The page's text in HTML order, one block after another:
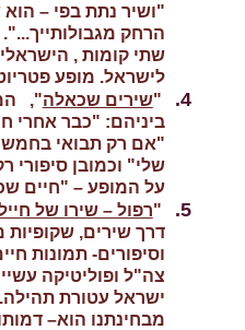
"ושיר נתת בפי –
הרחק
שתי קומות ,
לישראל. מופע
4.
"שירים שכאלה",
ביניהם: "כבר אחרי
"אם רק תבואי
שלי" וכמובן סיפורי
על המופע – "חיים
5.
"רפול – שירו של
דרך שירים, שקופיות
וסיפורים- תמונות
צה"ל ופוליטיקה
ישראל עטורת
מבחינתנו הוא–